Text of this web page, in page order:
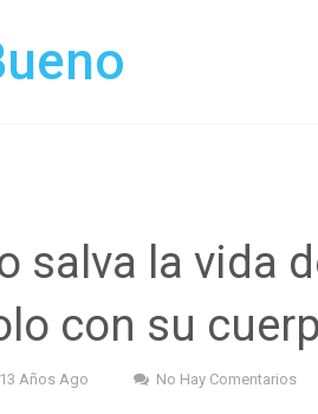
salva la vida
con su
13 Años Ago No Hay Comentarios